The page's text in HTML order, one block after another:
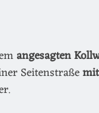
angesagten
Seitenstraße